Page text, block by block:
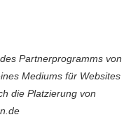
Partnerprogramms von
Mediums für Websites
die Platzierung von